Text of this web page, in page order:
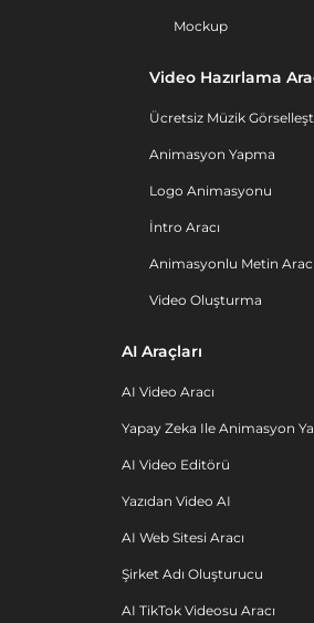
Mockup
Video Hazırlama
Ücretsiz Müzik
Animasyon Yapma
Logo Animasyonu
İntro Aracı
Animasyonlu Metin Aracı
Video Oluşturma
AI Araçları
AI Video Aracı
Yapay Zeka Ile Animasyon
AI Video Editörü
Yazıdan Video AI
AI Web Sitesi Aracı
Şirket Adı Oluşturucu
AI TikTok Videosu Aracı